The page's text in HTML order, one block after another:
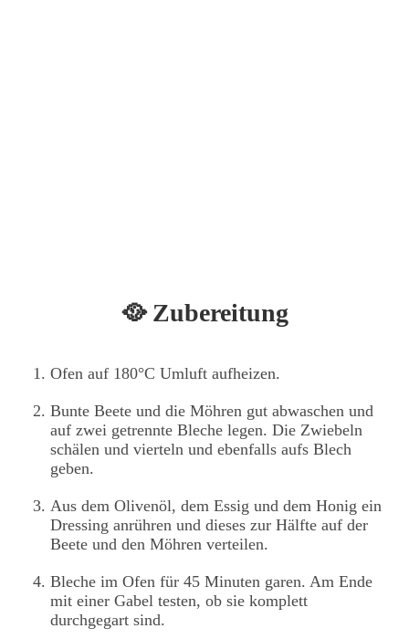
🥘 Zubereitung
Ofen auf 180°C Umluft aufheizen.
Bunte Beete und die Möhren gut abwaschen und
auf zwei getrennte Bleche legen. Die Zwiebeln
schälen und vierteln und ebenfalls aufs Blech
geben.
Aus dem Olivenöl, dem Essig und dem Honig ein
Dressing anrühren und dieses zur Hälfte auf der
Beete und den Möhren verteilen.
Bleche im Ofen für 45 Minuten garen. Am Ende
mit einer Gabel testen, ob sie komplett
durchgegart sind.